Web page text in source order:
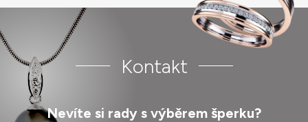
Kontakt
Nevíte si rady s výběrem šperku?